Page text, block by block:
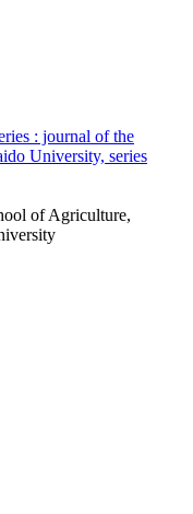
: journal of the
University, series
of Agriculture,